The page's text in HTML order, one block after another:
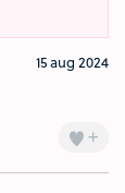
15 aug 2024
+